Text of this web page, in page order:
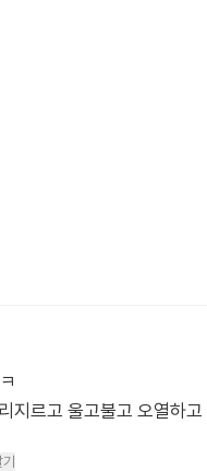
지르고 울고불고 오열하